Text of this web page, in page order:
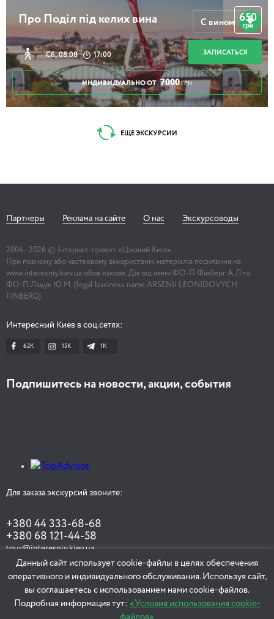
Про Поділ під келих вина
Сб, 08.08 17:00
650
грн
ЗАПИСАТЬСЯ
ИНДИВИДУАЛЬНО ОТ 7000 ГРН
С вином
ЕЩЕ ЭКСКУРСИИ
Партнеры Реклама на сайте О нас Экскурсоводы
2004 - 2026 © Інтернет-проект «Цікавий Київ»
При повному або частковому використанні матеріалів посилання на
www.interesniy.kiev.ua обов'язкове. Діє від імені ФО-П Фінберг А.Л та
ФО-П Ліщук Ю.М. (legal business name ARSENII LEONIDOVYCH
FINBERG)
Интересный Киев в соц.сетях:
62K 15K 1К
Подпишитесь на новости, акции, события
Для заказа экскурсий звоните:
+380 44 333-68-68
+380 68 121-44-58
tour@interesniy.kiev.ua
ЗАКАЗАТЬ ЭКСКУРСИЮ
Данный сайт использует cookie-файлы в целях обеспечения
оперативного и индивидуального обслуживания. Используя сайт,
вы соглашаетесь с использованием нами cookie-файлов.
Подробная информация тут: «Условия использования cookie-
файлов»